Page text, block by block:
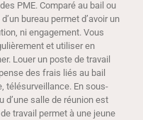
PME. Comparé au bail ou
bureau permet d’avoir un
ni engagement. Vous
et utiliser en
Louer un poste de travail
des frais liés au bail
télésurveillance. En sous-
d’une salle de réunion est
travail permet à une jeune